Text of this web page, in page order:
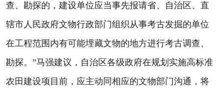
查、勘探的，建设单位应当事先报请省、自治区、直
辖市人民政府文物行政部门组织从事考古发掘的单位
在工程范围内有可能埋藏文物的地方进行考古调查、
勘探。”马强建议，自治区各级政府在规划实施高标准
农田建设项目前，应主动同相应的文物部门沟通，将